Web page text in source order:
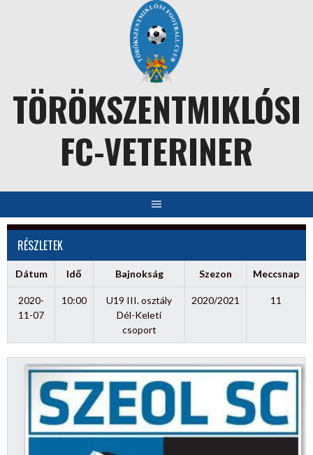
TÖRÖKSZENTMIKLÓSI
FC-VETERINER
RÉSZLETEK
Dátum Idő Bajnokság Szezon Meccsnap
2020-
11-07
10:00
U19 III. osztály
Dél-Keleti
csoport
2020/2021 11